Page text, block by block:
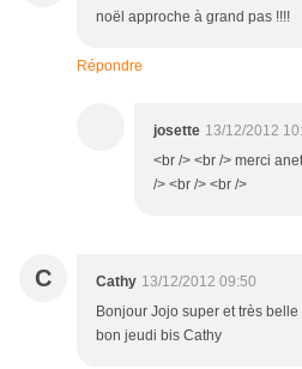
noël approche à grand pas !!!!
Répondre
josette 13/12/2012
<br /> <br /> merci
/> <br /> <br />
C Cathy 13/12/2012 09:50
Bonjour Jojo super et très
bon jeudi bis Cathy